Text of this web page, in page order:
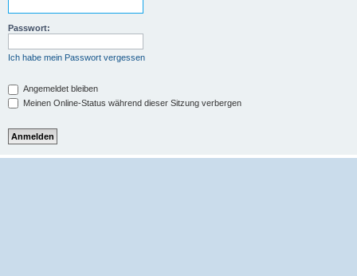
Passwort:
Ich habe mein Passwort vergessen
Angemeldet bleiben
Meinen Online-Status während dieser Sitzung verbergen